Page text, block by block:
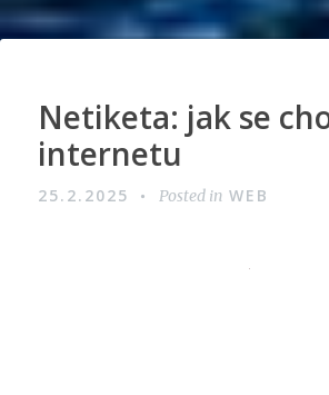
Netiketa: jak se
internetu
25.2.2025 Posted in WEB